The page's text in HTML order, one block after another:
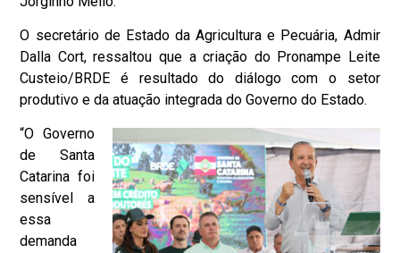
O secretário de Estado da Agricultura e Pecuária, Admir
Dalla Cort, ressaltou que a criação do Pronampe Leite
Custeio/BRDE é resultado do diálogo com o setor
produtivo e da atuação integrada do Governo do Estado.
“O Governo
de Santa
Catarina foi
sensível a
essa
demanda